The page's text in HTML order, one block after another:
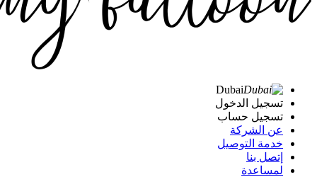
Dubai
تسجيل الدخول
تسجيل حساب
عن الشركة
خدمة التوصيل
إتصل بنا
لمساعدة